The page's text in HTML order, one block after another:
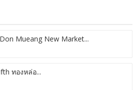
Mueang New Market...
ทองหล่อ...